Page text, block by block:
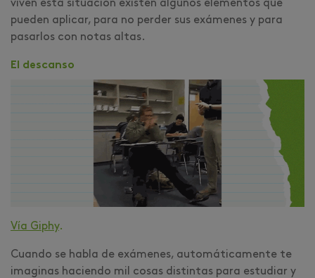
viven esta situación existen algunos elementos que
pueden aplicar, para no perder sus exámenes y para
pasarlos con notas altas.
El descanso
Vía Giphy.
Cuando se habla de exámenes, automáticamente te
imaginas haciendo mil cosas distintas para estudiar y